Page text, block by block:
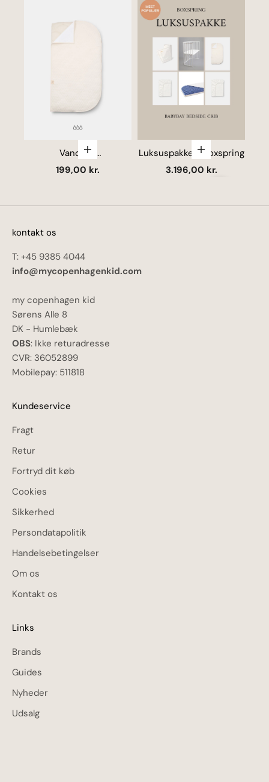
Vælg muligheder
Vandtæt
madrasbeskytter
Salgspris
199,00 kr.
Vælg
Luksuspakke - Boxspring
Salgspris
3.196,00 kr.
kontakt os
T: +45 9385 4044
info@mycopenhagenkid.com
my copenhagen kid
Sørens Alle 8
DK - Humlebæk
OBS: Ikke returadresse
CVR: 36052899
Mobilepay: 511818
Kundeservice
Fragt
Retur
Fortryd dit køb
Cookies
Sikkerhed
Persondatapolitik
Handelsebetingelser
Om os
Kontakt os
Links
Brands
Guides
Nyheder
Udsalg